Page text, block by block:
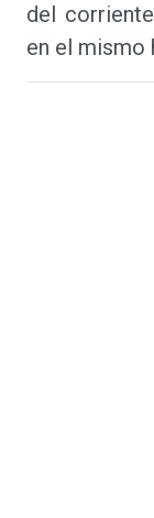
del
en el mismo